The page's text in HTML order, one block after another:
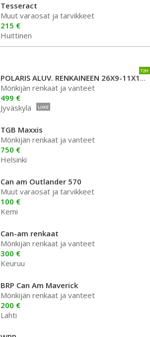
Tesseract
Muut varaosat ja tarvikkeet
215 €
Huittinen
72H
POLARIS ALUV. RENKAINEEN 26X9-11X12 SIS LEVIKEPALAT
Mönkijän renkaat ja vanteet
499 €
Jyväskylä
LIIKE
TGB Maxxis
Mönkijän renkaat ja vanteet
750 €
Helsinki
Can am Outlander 570
Muut varaosat ja tarvikkeet
100 €
Kemi
Can-am renkaat
Mönkijän renkaat ja vanteet
300 €
Keuruu
BRP Can Am Maverick
Mönkijän renkaat ja vanteet
200 €
Lahti